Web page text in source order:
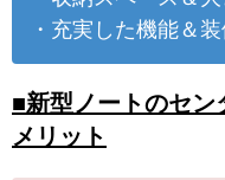
・充実した機能＆
■新型ノートのセン
メリット